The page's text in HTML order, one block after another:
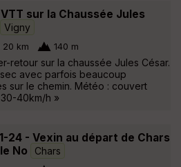
sur la Chaussée Jules
Vigny
20 km 140 m
retour sur la chaussée Jules César.
avec parfois beaucoup
sur le chemin. Météo : couvert
40km/h »
24 - Vexin au départ de Chars
No
Chars